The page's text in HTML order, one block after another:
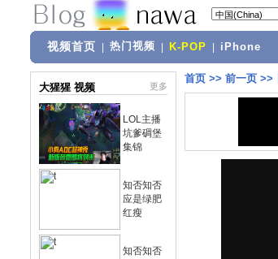
视频首页 热门视频 K-POP iPhone
大猩猩 视频 更多
LOL主播
坑爹碉堡
集锦
知否知否
应是绿肥
红瘦
知否知否
首页 >> 前一页 >>